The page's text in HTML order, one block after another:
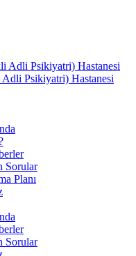
Adli Psikiyatri) Hastanesi
Psikiyatri) Hastanesi
Sorular
Planı
Sorular